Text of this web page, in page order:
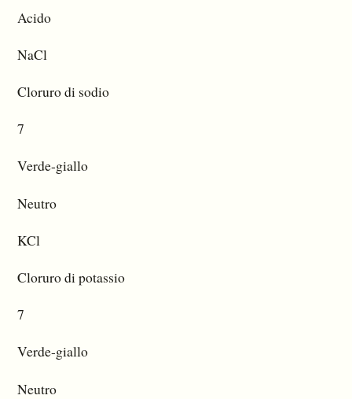
Acido
NaCl
Cloruro di sodio
7
Verde-giallo
Neutro
KCl
Cloruro di potassio
7
Verde-giallo
Neutro